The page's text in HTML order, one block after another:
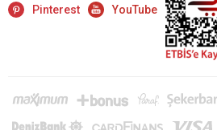
Pinterest YouTube